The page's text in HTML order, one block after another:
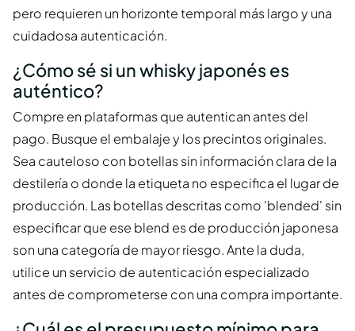
pero requieren un horizonte temporal más largo y una
cuidadosa autenticación.
¿Cómo sé si un whisky japonés es
auténtico?
Compre en plataformas que autentican antes del
pago. Busque el embalaje y los precintos originales.
Sea cauteloso con botellas sin información clara de la
destilería o donde la etiqueta no especifica el lugar de
producción. Las botellas descritas como 'blended' sin
especificar que ese blend es de producción japonesa
son una categoría de mayor riesgo. Ante la duda,
utilice un servicio de autenticación especializado
antes de comprometerse con una compra importante.